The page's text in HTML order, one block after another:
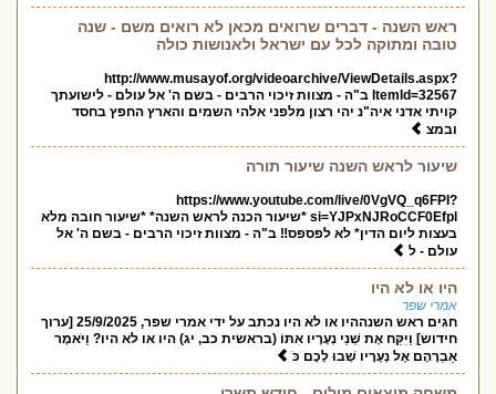
ראש השנה - דברים שרואים מכאן לא רואים משם - שנה
טובה ומתוקה לכל עם ישראל ולאנושות כולה
http://www.musayof.org/videoarchive/ViewDetails.aspx?
ItemId=32567 ב"ה - מצוות זיכוי הרבים - בשם ה' אל עולם - לישועתך
קויתי אדני איה"נ יהי רצון מלפני אלהי השמים והארץ החפץ בחסד
ובמצ
שיעור לראש השנה שיעור תורה
https://www.youtube.com/live/0VgVQ_q6FPI?
si=YJPxNJRoCCF0Efpl *שיעור הכנה לראש השנה* *שיעור חובה מלא
בעצות ליום הדין* לא לפספס‼️ ב"ה - מצוות זיכוי הרבים - בשם ה' אל
עולם - ל
היו או לא היו
אמרי שפר
חגים ראש השנההיו או לא היו נכתב על ידי אמרי שפר, 25/9/2025 [ערוך
חידוש] וַיִּקַּח אֶת שְׁנֵי נְעָרָיו אִתּוֹ (בראשית כב, יג) היו או לא היו? וַיֹּאמֶר
אַבְרָהָם אֶל נְעָרָיו שְׁבוּ לָכֶם כֹּ